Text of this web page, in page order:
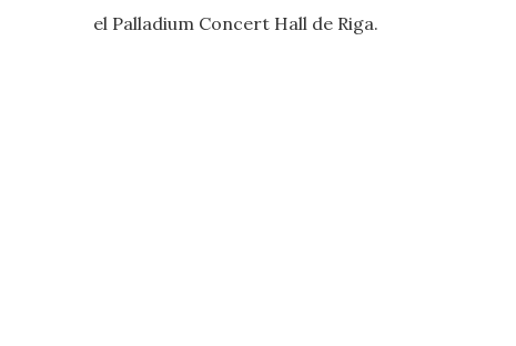
el Palladium Concert Hall de Riga.